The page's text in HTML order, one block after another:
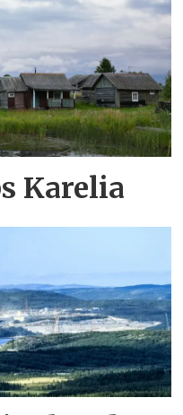
Karelia